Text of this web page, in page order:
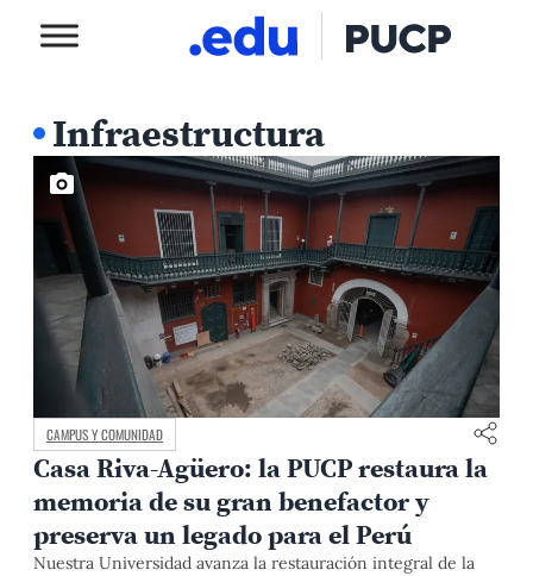
Infraestructura
CAMPUS Y COMUNIDAD
Casa Riva-Agüero: la PUCP restaura la
memoria de su gran benefactor y
preserva un legado para el Perú
Nuestra Universidad avanza la restauración integral de la